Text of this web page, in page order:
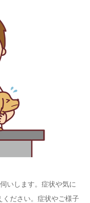
いします。症状や気に
ください。症状やご様子